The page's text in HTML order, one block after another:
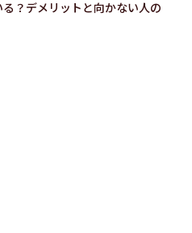
？デメリットと向かない人の